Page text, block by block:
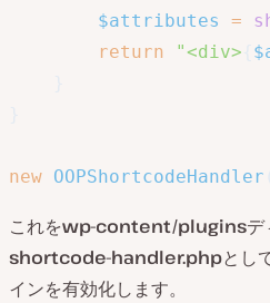
$attributes
=
return
"<div>
new OOPShortcodeHandler
これをwp-content/pluginsデ
shortcode-handler.phpとし
インを有効化します。